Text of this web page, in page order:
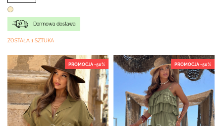
Darmowa dostawa
ZOSTAŁA 1 SZTUKA
PROMOCJA -50% PROMOCJA -50%